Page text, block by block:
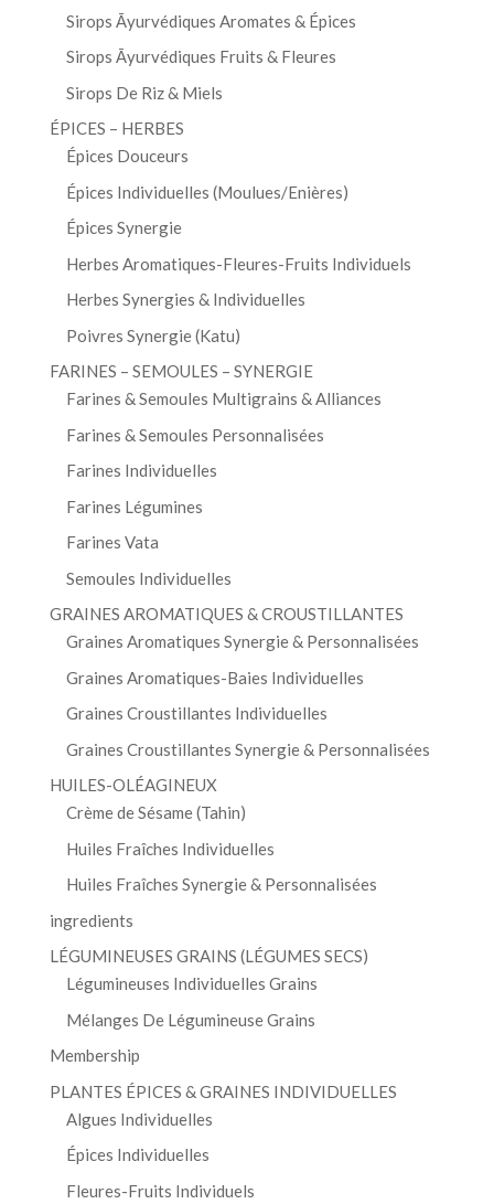
Sirops Āyurvédiques Aromates & Épices
Sirops Āyurvédiques Fruits & Fleures
Sirops De Riz & Miels
ÉPICES – HERBES
Épices Douceurs
Épices Individuelles (Moulues/Enières)
Épices Synergie
Herbes Aromatiques-Fleures-Fruits Individuels
Herbes Synergies & Individuelles
Poivres Synergie (Katu)
FARINES – SEMOULES – SYNERGIE
Farines & Semoules Multigrains & Alliances
Farines & Semoules Personnalisées
Farines Individuelles
Farines Légumines
Farines Vata
Semoules Individuelles
GRAINES AROMATIQUES & CROUSTILLANTES
Graines Aromatiques Synergie & Personnalisées
Graines Aromatiques-Baies Individuelles
Graines Croustillantes Individuelles
Graines Croustillantes Synergie & Personnalisées
HUILES-OLÉAGINEUX
Crème de Sésame (Tahin)
Huiles Fraîches Individuelles
Huiles Fraîches Synergie & Personnalisées
ingredients
LÉGUMINEUSES GRAINS (LÉGUMES SECS)
Légumineuses Individuelles Grains
Mélanges De Légumineuse Grains
Membership
PLANTES ÉPICES & GRAINES INDIVIDUELLES
Algues Individuelles
Épices Individuelles
Fleures-Fruits Individuels